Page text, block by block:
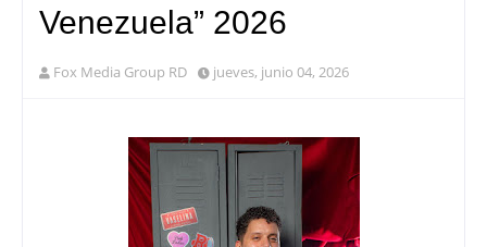
Venezuela” 2026
Fox Media Group RD jueves, junio 04, 2026